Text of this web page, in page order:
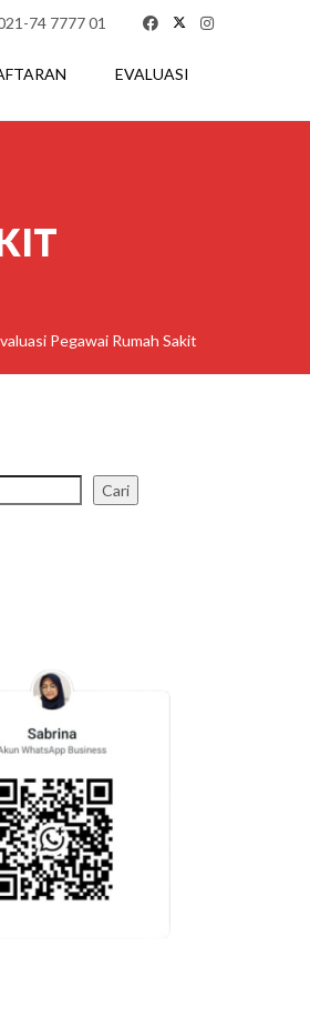
74 7777 01
EVALUASI
Pegawai Rumah Sakit
Cari